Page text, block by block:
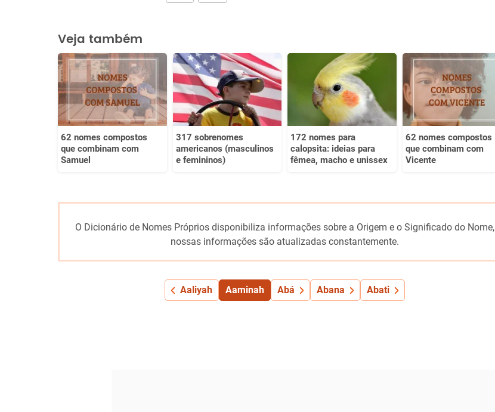
Este conteúdo contém informação incorreta
Este conteúdo não tem a informação que procuro
Outro
Veja também
62 nomes compostos
que combinam com
Samuel
317 sobrenomes
americanos (masculinos
e femininos)
172 nomes para
calopsita: ideias para
fêmea, macho e unissex
62 nomes compostos
que combinam com
Vicente
O Dicionário de Nomes Próprios disponibiliza informações sobre a Origem e o Significado do Nome,
nossas informações são atualizadas constantemente.
Aaliyah Aaminah Abá Abana Abati